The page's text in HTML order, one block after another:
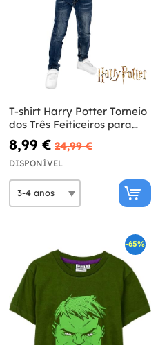
T-shirt Harry Potter Torneio
dos Três Feiticeiros para
menino - Harry Potter
8,99 € 24,99 €
DISPONÍVEL
-65%